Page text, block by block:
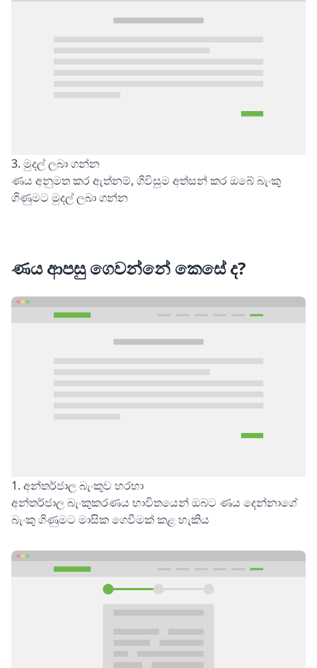
3. මුදල් ලබා ගන්න
ණය අනුමත කර ඇත්නම්, ගිවිසුම අත්සන් කර ඔබේ බැංකු
ගිණුමට මුදල් ලබා ගන්න
ණය ආපසු ගෙවන්නේ කෙසේ ද?
1. අන්තර්ජාල බැංකුව හරහා
අන්තර්ජාල බැංකුකරණය භාවිතයෙන් ඔබට ණය දෙන්නාගේ
බැංකු ගිණුමට මාසික ගෙවීමක් කළ හැකිය